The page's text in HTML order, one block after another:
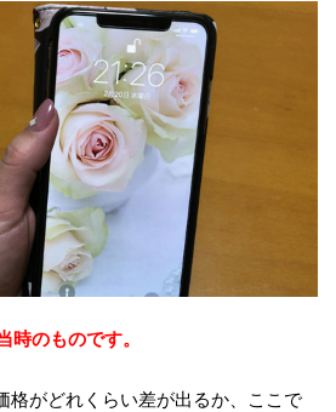
のものです。
格がどれくらい差が出るか、ここで